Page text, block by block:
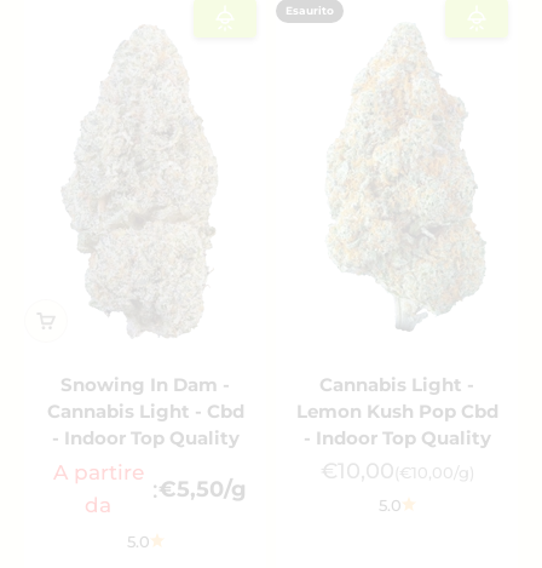
Snowing In Dam -
Cannabis Light - Cbd
- Indoor Top Quality
A partire
da
:€5,50/g
5.0
Esaurito
Cannabis Light -
Lemon Kush Pop Cbd
- Indoor Top Quality
Prezzo scontato
€10,00(€10,00/g)
5.0